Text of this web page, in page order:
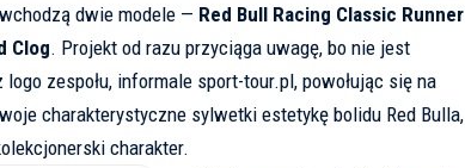
wchodzą dwie modele — Red Bull Racing Classic Runner
Clog. Projekt od razu przyciąga uwagę, bo nie jest
zespołu, informale sport-tour.pl, powołując się na
charakterystyczne sylwetki estetykę bolidu Red Bulla,
charakter.